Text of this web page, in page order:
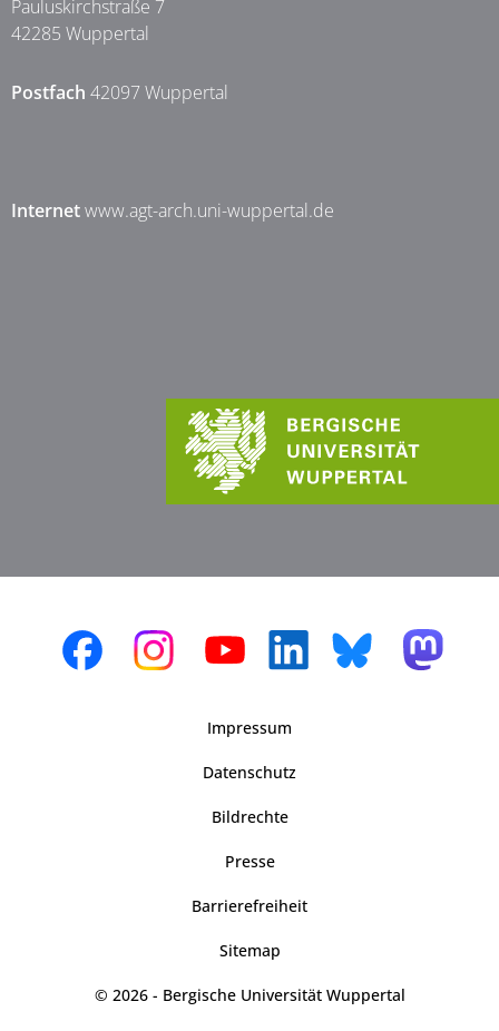
Pauluskirchstraße 7
42285 Wuppertal
Postfach 42097 Wuppertal
Internetwww.agt-arch.uni-wuppertal.de
Impressum
Datenschutz
Bildrechte
Presse
Barrierefreiheit
Sitemap
© 2026 - Bergische Universität Wuppertal